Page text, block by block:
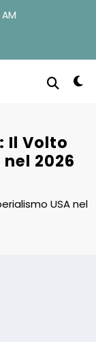
Il Volto
2026
USA nel